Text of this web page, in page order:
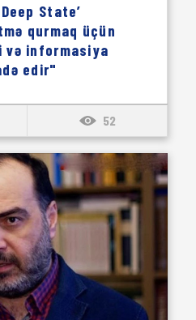
State’
qurmaq üçün
və informasiya
edir"
52